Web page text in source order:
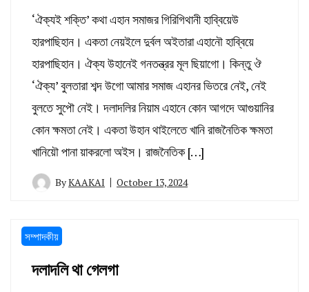
‘ঐক্যই শক্তি’ কথা এহান সমাজর গিরিগিথানী হাব্বিয়েউ
হারপাছিহান। একতা নেয়ইলে দুর্বল অইতারা এহানৌ হাব্বিয়ে
হারপাছিহান। ঐক্য উহানেই গনতন্ত্রর মূল ছিয়াগো। কিন্তু ঔ
‘ঐক্য’ বুলতারা শব্দ উগো আমার সমাজ এহানর ভিতরে নেই, নেই
বুলতে সুপৌ নেই। দলাদলির নিয়াম এহানে কোন আগদে আগুয়ানির
কোন ক্ষমতা নেই। একতা উহান থাইলেতে খানি রাজনৈতিক ক্ষমতা
খানিয়ৌ পানা য়াকরলো অইস। রাজনৈতিক […]
ByKAAKAI October 13, 2024
সম্পাদকীয়
দলাদলি থা গেলগা